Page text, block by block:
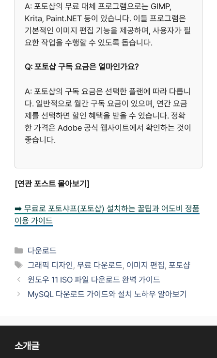
A: 포토샵의 무료 대체 프로그램으로는 GIMP,
Krita, Paint.NET 등이 있습니다. 이들 프로그램은
기본적인 이미지 편집 기능을 제공하며, 사용자가 필
요한 작업을 수행할 수 있도록 돕습니다.
Q: 포토샵 구독 요금은 얼마인가요?
A: 포토샵의 구독 요금은 선택한 플랜에 따라 다릅니
다. 일반적으로 월간 구독 요금이 있으며, 연간 요금
제를 선택하면 할인 혜택을 받을 수 있습니다. 정확
한 가격은 Adobe 공식 웹사이트에서 확인하는 것이
좋습니다.
[연관 포스트 몰아보기]
➡️ 무료로 포토샤프(포토샵) 설치하는 꿀팁과 어도비 정품
이용 가이드
카
테
리
다운로드
태
그
그래픽 디자인 ,무료 다운로드 이미지 편집 ,포토샵
윈도우 11 ISO 파일 다운로드 완벽 가이드
MySQL 다운로드 가이드와 설치 노하우 알아보기
소개글